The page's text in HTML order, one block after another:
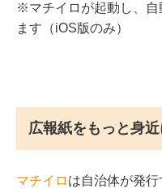
※マチイロが起動し、自
ます（iOS版のみ）
広報紙をもっと身近
マチイロ は自治体が発